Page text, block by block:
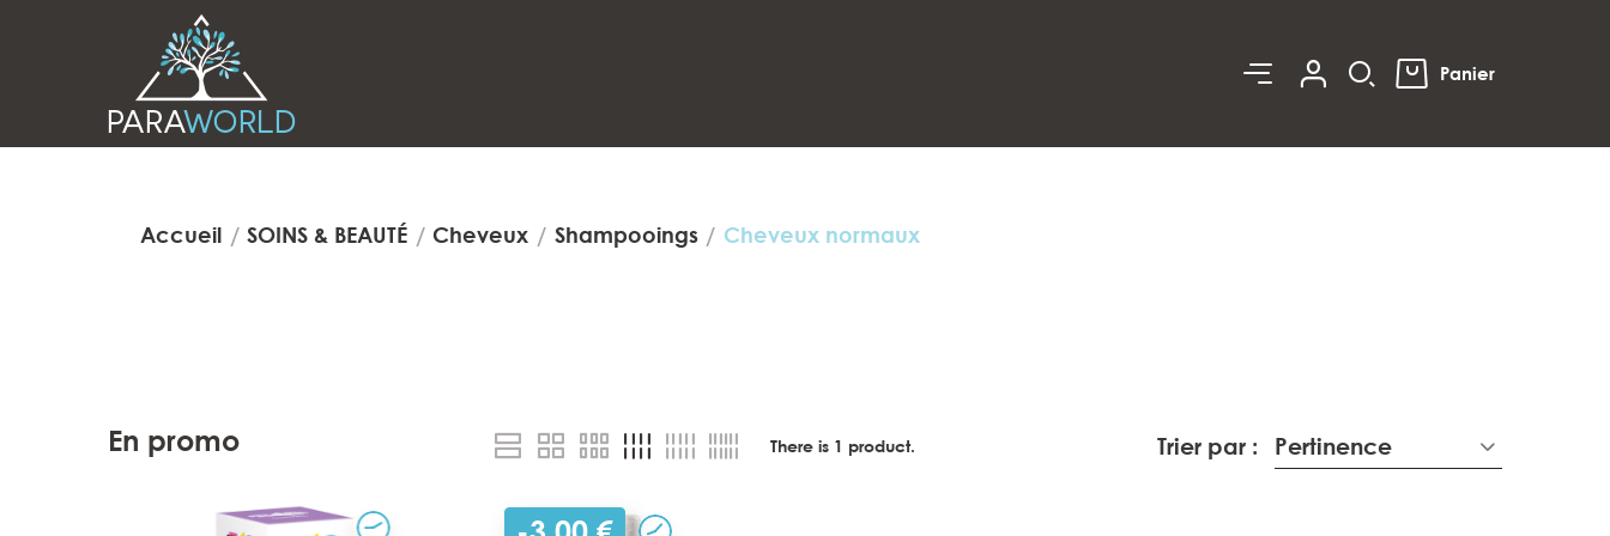
Panier
Accueil SOINS & BEAUTÉ Cheveux Shampooings Cheveux normaux
En promo There is 1 product. Trier par : Pertinence